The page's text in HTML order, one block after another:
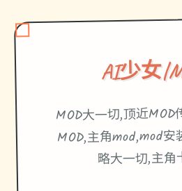
AI少女
MOD大一切,顶近
MOD,主角mod,mod
略大一切,主角